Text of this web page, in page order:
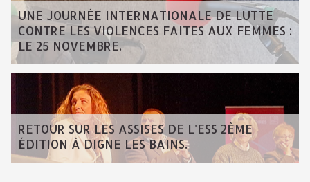
UNE JOURNÉE INTERNATIONALE DE LUTTE
CONTRE LES VIOLENCES FAITES AUX FEMMES :
LE 25 NOVEMBRE.
RETOUR SUR LES ASSISES DE L'ESS 2ÈME
ÉDITION À DIGNE LES BAINS.